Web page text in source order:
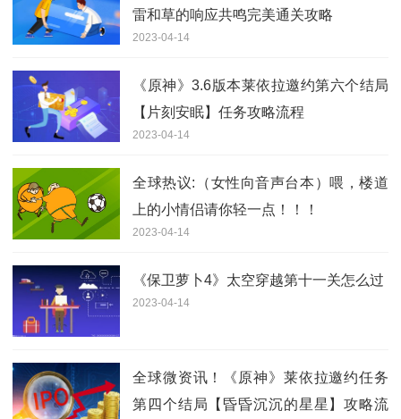
雷和草的响应共鸣完美通关攻略
2023-04-14
《原神》3.6版本莱依拉邀约第六个结局
【片刻安眠】任务攻略流程
2023-04-14
全球热议:（女性向音声台本）喂，楼道
上的小情侣请你轻一点！！！
2023-04-14
《保卫萝卜4》太空穿越第十一关怎么过
2023-04-14
全球微资讯！《原神》莱依拉邀约任务
第四个结局【昏昏沉沉的星星】攻略流